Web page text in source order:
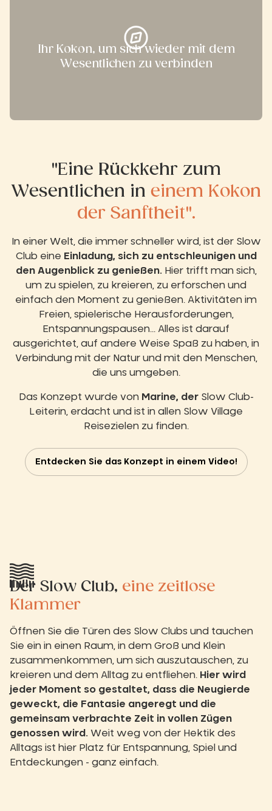
Ihr Kokon, um sich wieder mit dem
Wesentlichen zu verbinden
"Eine Rückkehr zum
Wesentlichen in einem Kokon
der Sanftheit".
In einer Welt, die immer schneller wird, ist der Slow
Club eine Einladung, sich zu entschleunigen und
den Augenblick zu genießen. Hier trifft man sich,
um zu spielen, zu kreieren, zu erforschen und
einfach den Moment zu genießen. Aktivitäten im
Freien, spielerische Herausforderungen,
Entspannungspausen... Alles ist darauf
ausgerichtet, auf andere Weise Spaß zu haben, in
Verbindung mit der Natur und mit den Menschen,
die uns umgeben.
Das Konzept wurde von Marine, derSlow Club-
Leiterin, erdacht und ist in allen Slow Village
Reisezielen zu finden.
Entdecken Sie das Konzept in einem Video!
Der Slow Club, eine zeitlose
Klammer
Öffnen Sie die Türen des Slow Clubs und tauchen
Sie ein in einen Raum, in dem Groß und Klein
zusammenkommen, um sich auszutauschen, zu
kreieren und dem Alltag zu entfliehen. Hier wird
jeder Moment so gestaltet, dass die Neugierde
geweckt, die Fantasie angeregt und die
gemeinsam verbrachte Zeit in vollen Zügen
genossen wird. Weit weg von der Hektik des
Alltags ist hier Platz für Entspannung, Spiel und
Entdeckungen - ganz einfach.